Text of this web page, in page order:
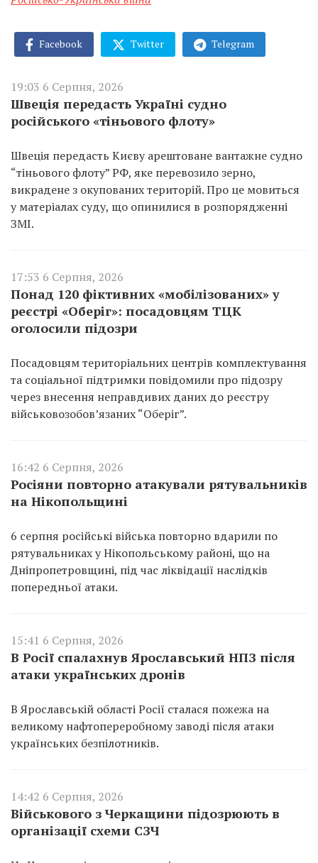
Facebook Twitter Telegram
19:03 6 Серпня, 2026
Швеція передасть Україні судно
російського «тіньового флоту»
Швеція передасть Києву арештоване вантажне судно
“тіньового флоту” РФ, яке перевозило зерно,
викрадене з окупованих територій. Про це мовиться
у матеріалах суду, що опинилися в розпорядженні
ЗМІ.
17:53 6 Серпня, 2026
Понад 120 фіктивних «мобілізованих» у
реєстрі «Оберіг»: посадовцям ТЦК
оголосили підозри
Посадовцям територіальних центрів комплектування
та соціальної підтримки повідомили про підозру
через внесення неправдивих даних до реєстру
військовозобов’язаних “Оберіг”.
16:42 6 Серпня, 2026
Росіяни повторно атакували рятувальників
на Нікопольщині
6 серпня російські війська повторно вдарили по
рятувальниках у Нікопольському районі, що на
Дніпропетровщині, під час ліквідації наслідків
попередньої атаки.
15:41 6 Серпня, 2026
В Росії спалахнув Ярославський НПЗ після
атаки українських дронів
В Ярославській області Росії сталася пожежа на
великому нафтопереробному заводі після атаки
українських безпілотників.
14:42 6 Серпня, 2026
Військового з Черкащини підозрюють в
організації схеми СЗЧ